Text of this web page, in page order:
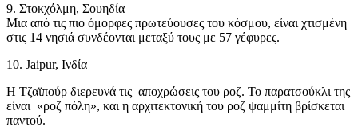
9. Στοκχόλμη, Σουηδία
Μια από τις πιο όμορφες πρωτεύουσες του κόσμου, είναι χτισμένη
στις 14 νησιά συνδέονται μεταξύ τους με 57 γέφυρες.
10. Jaipur, Ινδία
Η Τζαϊπούρ διερευνά τις αποχρώσεις του ροζ. Το παρατσούκλι της
είναι «ροζ πόλη», και η αρχιτεκτονική του ροζ ψαμμίτη βρίσκεται
παντού.